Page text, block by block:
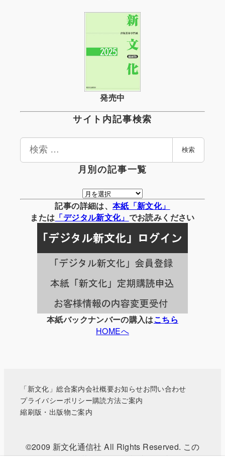
発売中
サイト内記事検索
検
検索
月別の記事一覧
月
別
の
事
一
覧
記事の詳細は、 本紙「新文化」
または 「デジタル新文化」 でお読みください
本紙バックナンバーの購入はこちら
HOMEへ
「新文化」総合案内会社概要お知らせお問い合わせ
プライバシーポリシー購読方法ご案内
縮刷版・出版物ご案内
©2009 新文化通信社 All Rights Reserved. この
WEBサイトに掲載されている記事・写真などの無